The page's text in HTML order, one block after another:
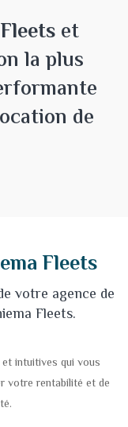
et
la plus
de
Fleets
votre agence de
Fleets.
intuitives qui vous
votre rentabilité et de